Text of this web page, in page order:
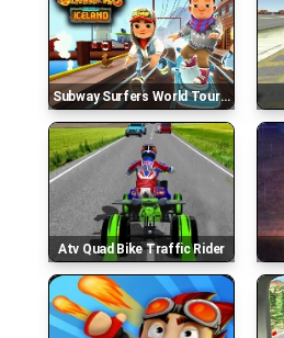
Subway Surfers World Tour - Iceland
Atv Quad Bike Traffic Rider